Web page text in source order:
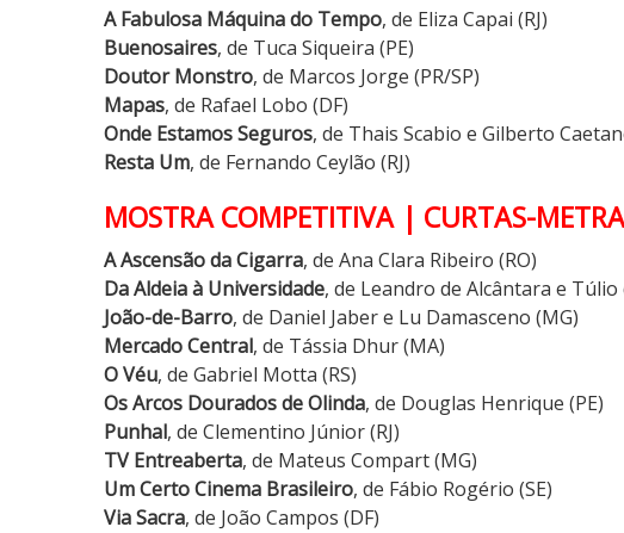
A Fabulosa Máquina do Tempo, de Eliza Capai (RJ)
Buenosaires, de Tuca Siqueira (PE)
Doutor Monstro, de Marcos Jorge (PR/SP)
Mapas, de Rafael Lobo (DF)
Onde Estamos Seguros, de Thais Scabio e Gilberto
Resta Um, de Fernando Ceylão (RJ)
MOSTRA COMPETITIVA | CURTAS-
A Ascensão da Cigarra, de Ana Clara Ribeiro (RO)
Da Aldeia à Universidade, de Leandro de Alcântara e Túlio
João-de-Barro, de Daniel Jaber e Lu Damasceno (MG)
Mercado Central, de Tássia Dhur (MA)
O Véu, de Gabriel Motta (RS)
Os Arcos Dourados de Olinda, de Douglas Henrique (PE)
Punhal, de Clementino Júnior (RJ)
TV Entreaberta, de Mateus Compart (MG)
Um Certo Cinema Brasileiro, de Fábio Rogério (SE)
Via Sacra, de João Campos (DF)